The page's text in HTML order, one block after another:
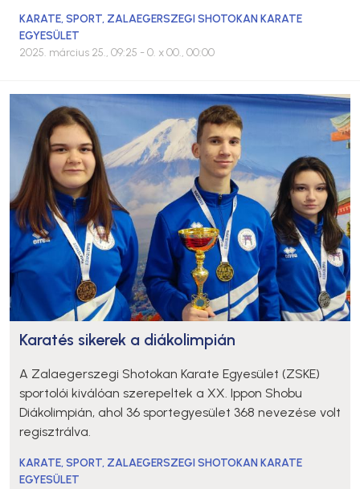
KARATE,SPORT, ZALAEGERSZEGI SHOTOKAN KARATE
EGYESÜLET
2025. március 25., 09:25 - 0. x 00., 00:00
Karatés sikerek a diákolimpián
A Zalaegerszegi Shotokan Karate Egyesület (ZSKE)
sportolói kiválóan szerepeltek a XX. Ippon Shobu
Diákolimpián, ahol 36 sportegyesület 368 nevezése volt
regisztrálva.
KARATE,SPORT, ZALAEGERSZEGI SHOTOKAN KARATE
EGYESÜLET